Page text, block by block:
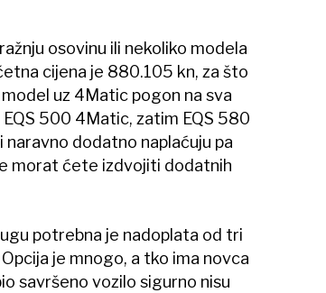
osovinu ili nekoliko modela
cijena je 880.105 kn, za što
uz 4Matic pogon na sva
500 4Matic, zatim EQS 580
dodatno naplaćuju pa
morat ćete izdvojiti dodatnih
potrebna je nadoplata od tri
je mnogo, a tko ima novca
savršeno vozilo sigurno nisu